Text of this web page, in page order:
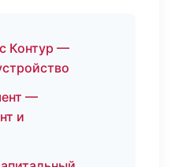
Контур —
—
и